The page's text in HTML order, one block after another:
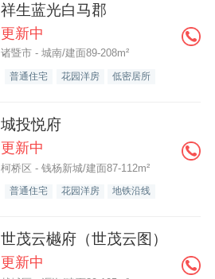
祥生蓝光白马郡
更新中
诸暨市 - 城南/建面89-208m²
普通住宅 花园洋房 低密居所
城投悦府
更新中
柯桥区 - 钱杨新城/建面87-112m²
普通住宅 花园洋房 地铁沿线
世茂云樾府（世茂云图）
更新中